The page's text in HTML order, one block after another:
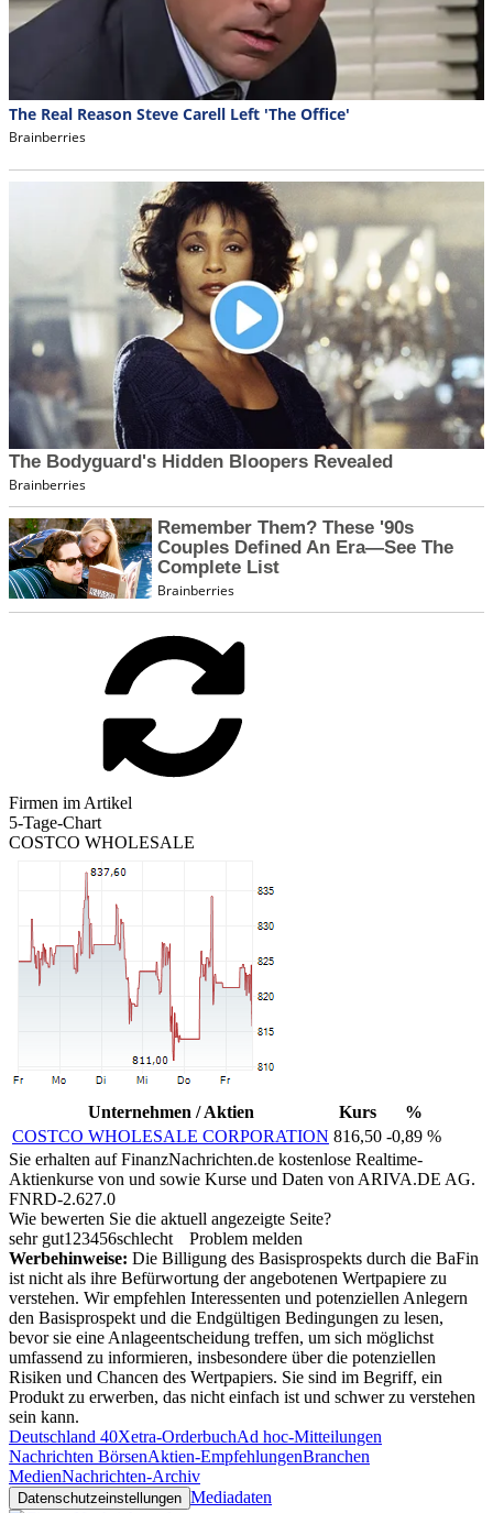
Firmen im Artikel
5-Tage-Chart
COSTCO WHOLESALE
Unternehmen / Aktien Kurs
%
COSTCO WHOLESALE CORPORATION 816,50 -0,89 %
Sie erhalten auf FinanzNachrichten.de kostenlose Realtime-
Aktienkurse von und sowie Kurse und Daten von ARIVA.DE AG.
FNRD-2.627.0
Wie bewerten Sie die aktuell angezeigte Seite?
sehr gut1 23456schlecht
Problem melden
Werbehinweise: Die Billigung des Basisprospekts durch die BaFin
ist nicht als ihre Befürwortung der angebotenen Wertpapiere zu
verstehen. Wir empfehlen Interessenten und potenziellen Anlegern
den Basisprospekt und die Endgültigen Bedingungen zu lesen,
bevor sie eine Anlageentscheidung treffen, um sich möglichst
umfassend zu informieren, insbesondere über die potenziellen
Risiken und Chancen des Wertpapiers. Sie sind im Begriff, ein
Produkt zu erwerben, das nicht einfach ist und schwer zu verstehen
sein kann.
Deutschland 40Xetra-OrderbuchAd hoc-Mitteilungen
Nachrichten BörsenAktien-EmpfehlungenBranchen
MedienNachrichten-Archiv
Datenschutzeinstellungen Mediadaten